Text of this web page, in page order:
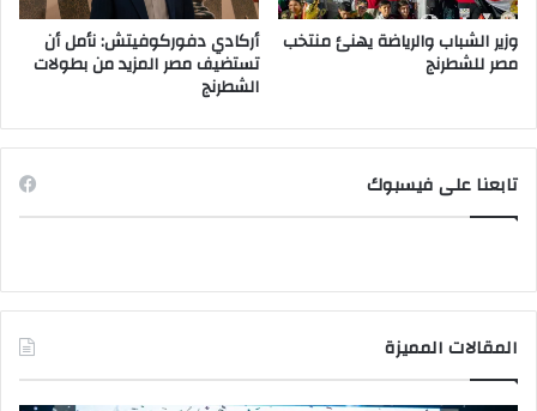
وزير الشباب والرياضة يهنئ منتخب
مصر للشطرنج
أركادي دفوركوفيتش: نأمل أن
تستضيف مصر المزيد من بطولات
الشطرنج
تابعنا على فيسبوك
المقالات المميزة